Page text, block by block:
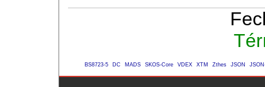
BS8723-5 DC MADS SKOS-Core VDEX XTM Zthes JSON